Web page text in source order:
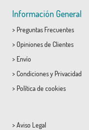
Información General
> Preguntas Frecuentes
> Opiniones de Clientes
> Envío
> Condicionesy Privacidad
> Política de cookies
> Aviso Legal